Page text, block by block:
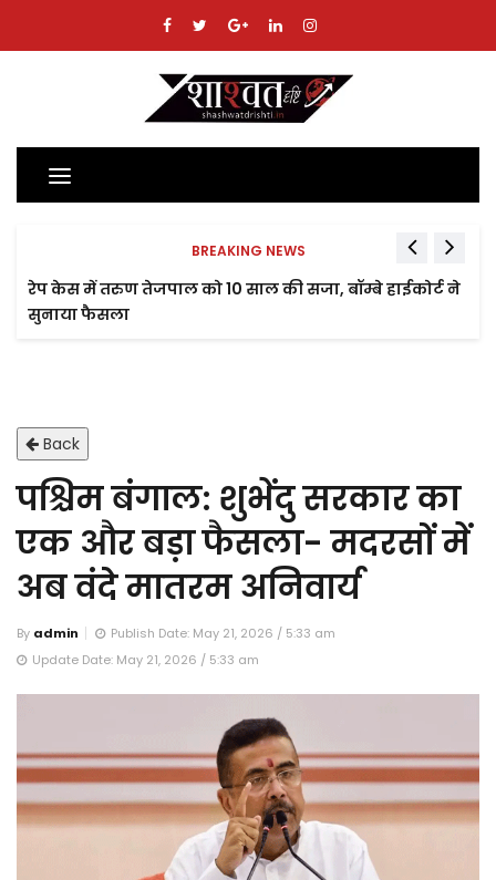
Toggle
navigation
BREAKING NEWS
रेप केस में तरुण तेजपाल को 10 साल की सजा, बॉम्बे हाईकोर्ट ने
सुनाया फैसला
Back
पश्चिम बंगाल: शुभेंदु सरकार का
एक और बड़ा फैसला- मदरसों में
अब वंदे मातरम अनिवार्य
By admin
Publish Date: May 21, 2026 / 5:33 am
Update Date: May 21, 2026 / 5:33 am